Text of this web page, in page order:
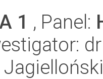
1 , Panel: